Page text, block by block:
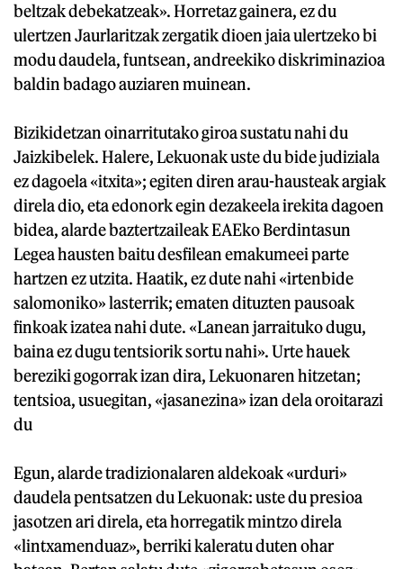
beltzak debekatzeak». Horretaz gainera, ez du
ulertzen Jaurlaritzak zergatik dioen jaia ulertzeko bi
modu daudela, funtsean, andreekiko diskriminazioa
baldin badago auziaren muinean.
Bizikidetzan oinarritutako giroa sustatu nahi du
Jaizkibelek. Halere, Lekuonak uste du bide judiziala
ez dagoela «itxita»; egiten diren arau-hausteak argiak
direla dio, eta edonork egin dezakeela irekita dagoen
bidea, alarde baztertzaileak EAEko Berdintasun
Legea hausten baitu desfilean emakumeei parte
hartzen ez utzita. Haatik, ez dute nahi «irtenbide
salomoniko» lasterrik; ematen dituzten pausoak
finkoak izatea nahi dute. «Lanean jarraituko dugu,
baina ez dugu tentsiorik sortu nahi». Urte hauek
bereziki gogorrak izan dira, Lekuonaren hitzetan;
tentsioa, usuegitan, «jasanezina» izan dela oroitarazi
du
Egun, alarde tradizionalaren aldekoak «urduri»
daudela pentsatzen du Lekuonak: uste du presioa
jasotzen ari direla, eta horregatik mintzo direla
«lintxamenduaz», berriki kaleratu duten ohar